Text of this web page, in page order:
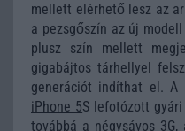
mellett elérhető lesz az
a pezsgőszín az új
plusz szín mellett
gigabájtos tárhellyel
generációt indíthat el. A
iPhone 5S lefotózott
továbbá a négysávos 3G,